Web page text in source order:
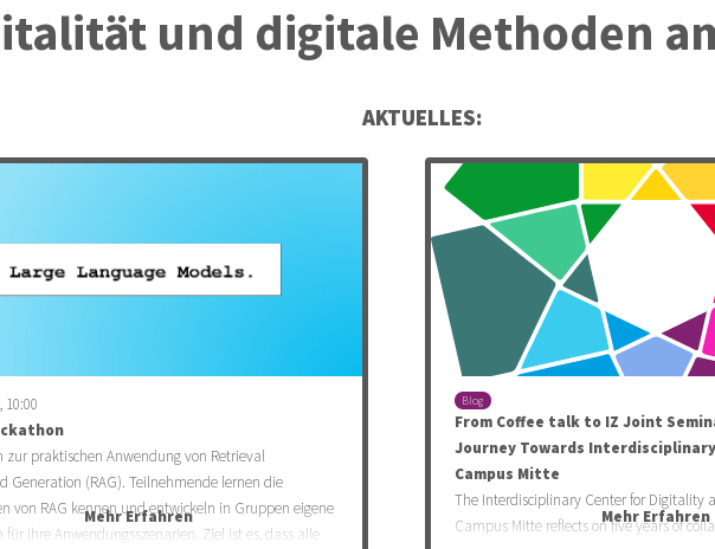
und digitale Methoden
AKTUELLES:
10:00
zur praktischen Anwendung von Retrieval
Generation (RAG). Teilnehmende lernen die
von RAG kennen und entwickeln in Gruppen eigene
für ihre Anwendungsszenarien. Ziel ist es, dass alle
Mehr Erfahren
Blog
From Coffee talk to IZ Joint
Journey Towards
Campus Mitte
The Interdisciplinary Center for Digitality
Campus Mitte reflects on five years of
Mehr Erfahren